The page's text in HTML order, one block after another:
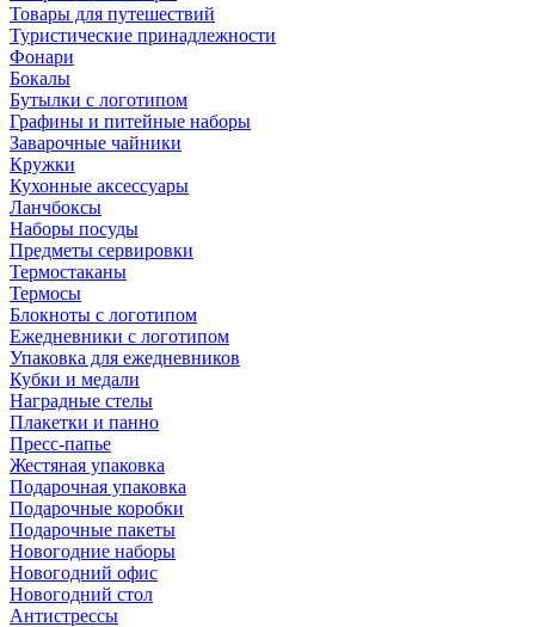
Товары для путешествий
Туристические принадлежности
Фонари
Бокалы
Бутылки с логотипом
Графины и питейные наборы
Заварочные чайники
Кружки
Кухонные аксессуары
Ланчбоксы
Наборы посуды
Предметы сервировки
Термостаканы
Термосы
Блокноты с логотипом
Ежедневники с логотипом
Упаковка для ежедневников
Кубки и медали
Наградные стелы
Плакетки и панно
Пресс-папье
Жестяная упаковка
Подарочная упаковка
Подарочные коробки
Подарочные пакеты
Новогодние наборы
Новогодний офис
Новогодний стол
Антистрессы